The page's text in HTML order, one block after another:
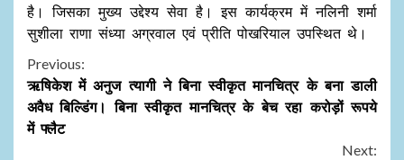
है। जिसका मुख्य उद्देश्य सेवा है। इस कार्यक्रम में नलिनी शर्मा
सुशीला राणा संध्या अग्रवाल एवं प्रीति पोखरियाल उपस्थित थे।
Continue
Reading
Previous:
ऋषिकेश में अनुज त्यागी ने बिना स्वीकृत मानचित्र के बना डाली
अवैध बिल्डिंग। बिना स्वीकृत मानचित्र के बेच रहा करोड़ों रूपये
में फ्लैट
Next: